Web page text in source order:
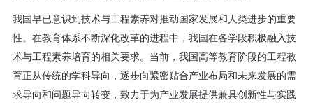
我国早已意识到技术与工程素养对推动国家发展和人类进步的重要
性。在教育体系不断深化改革的进程中，我国在各学段积极融入技
术与工程素养培育的相关要求。当前，我国高等教育阶段的工程教
育正从传统的学科导向，逐步向紧密贴合产业布局和未来发展的需
求导向和问题导向转变，致力于为产业发展提供兼具创新性与实践